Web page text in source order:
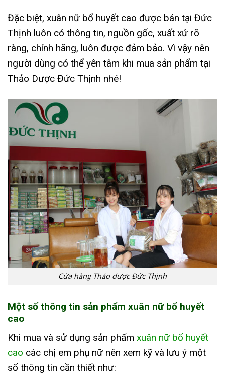
Đặc biệt, xuân nữ bổ huyết cao được bán tại Đức
Thịnh luôn có thông tin, nguồn gốc, xuất xứ rõ
ràng, chính hãng, luôn được đảm bảo. Vì vậy nên
người dùng có thể yên tâm khi mua sản phẩm tại
Thảo Dược Đức Thịnh nhé!
Cửa hàng Thảo dược Đức Thịnh
Một số thông tin sản phẩm xuân nữ bổ huyết
cao
Khi mua và sử dụng sản phẩm xuân nữ bổ huyết
cao các chị em phụ nữ nên xem kỹ và lưu ý một
số thông tin cần thiết như: